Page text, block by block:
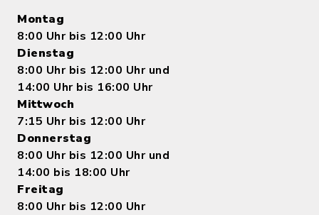
Montag
8:00 Uhr bis 12:00 Uhr
Dienstag
8:00 Uhr bis 12:00 Uhr und
14:00 Uhr bis 16:00 Uhr
Mittwoch
7:15 Uhr bis 12:00 Uhr
Donnerstag
8:00 Uhr bis 12:00 Uhr und
14:00 bis 18:00 Uhr
Freitag
8:00 Uhr bis 12:00 Uhr